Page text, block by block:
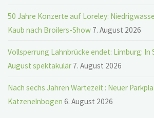
50 Jahre Konzerte auf Loreley:
Kaub nach Broilers-Show 7. August 2026
Vollsperrung Lahnbrücke endet: Limburg: In
August spektakulär 7. August 2026
Nach sechs Jahren Wartezeit : Neuer
Katzenelnbogen 6. August 2026